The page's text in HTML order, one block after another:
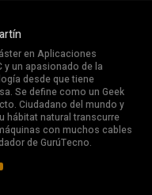
en Aplicaciones
y un apasionado de la
desde que tiene
Se define como un Geek
Ciudadano del mundo y
hábitat natural transcurre
con muchos cables
de GurúTecno.